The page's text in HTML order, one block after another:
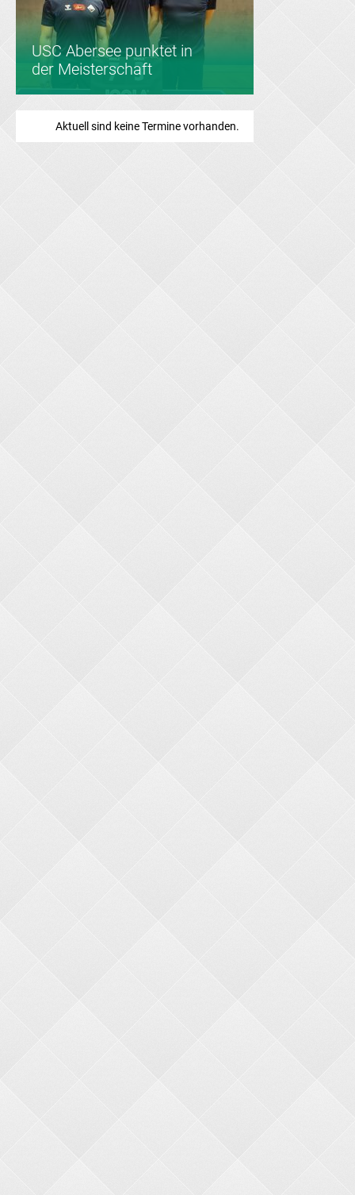
Tischtennis
Saisonabschluss
USC Abersee punktet in
der Meisterschaft
Aktuell sind keine Termine vorhanden.